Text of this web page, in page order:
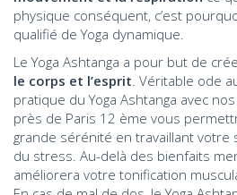
physique conséquent, c’est
qualifié de Yoga dynamique.
Le Yoga Ashtanga a pour but de
le corps et l’esprit. Véritable ode
pratique du Yoga Ashtanga avec
près de Paris 12 ème vous
grande sérénité en travaillant votre
du stress. Au-delà des bienfaits
améliorera votre tonification